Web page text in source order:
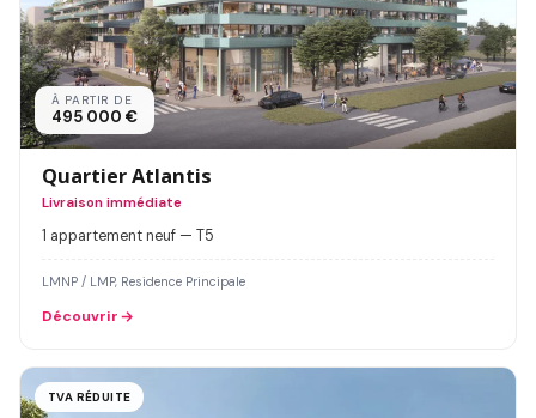
À PARTIR DE
495 000 €
Quartier Atlantis
Livraison immédiate
1 appartement neuf — T5
LMNP / LMP, Residence Principale
Découvrir
TVA RÉDUITE